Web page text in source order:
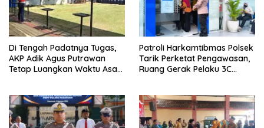
Di Tengah Padatnya Tugas,
AKP Adik Agus Putrawan
Tetap Luangkan Waktu Asah
Patroli Harkamtibmas Polsek
Tarik Perketat Pengawasan,
Ruang Gerak Pelaku 3C